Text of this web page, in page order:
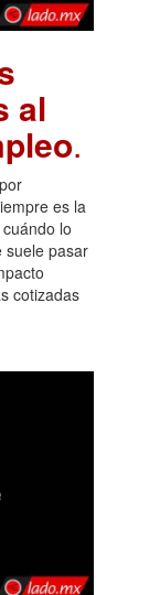
al
.
es la
lo
suele pasar
cotizadas